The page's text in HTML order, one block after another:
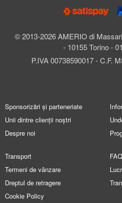
© 2013-2026 AMERIO di
- 10155 Torino -
P.IVA 00738590017 - C.F.
Sponsorizări și parteneriate
Unii dintre clienții noștri
Despre noi
Transport
Termeni de vânzare
Dreptul de retragere
Cookie Policy